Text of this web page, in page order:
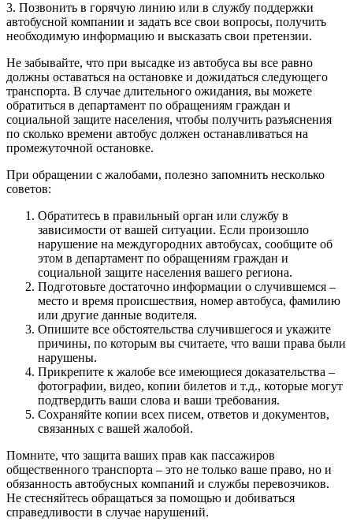
3. Позвонить в горячую линию или в службу поддержки
автобусной компании и задать все свои вопросы, получить
необходимую информацию и высказать свои претензии.
Не забывайте, что при высадке из автобуса вы все равно
должны оставаться на остановке и дожидаться следующего
транспорта. В случае длительного ожидания, вы можете
обратиться в департамент по обращениям граждан и
социальной защите населения, чтобы получить разъяснения
по сколько времени автобус должен останавливаться на
промежуточной остановке.
При обращении с жалобами, полезно запомнить несколько
советов:
Обратитесь в правильный орган или службу в
зависимости от вашей ситуации. Если произошло
нарушение на междугородних автобусах, сообщите об
этом в департамент по обращениям граждан и
социальной защите населения вашего региона.
Подготовьте достаточно информации о случившемся –
место и время происшествия, номер автобуса, фамилию
или другие данные водителя.
Опишите все обстоятельства случившегося и укажите
причины, по которым вы считаете, что ваши права были
нарушены.
Прикрепите к жалобе все имеющиеся доказательства –
фотографии, видео, копии билетов и т.д., которые могут
подтвердить ваши слова и ваши требования.
Сохраняйте копии всех писем, ответов и документов,
связанных с вашей жалобой.
Помните, что защита ваших прав как пассажиров
общественного транспорта – это не только ваше право, но и
обязанность автобусных компаний и службы перевозчиков.
Не стесняйтесь обращаться за помощью и добиваться
справедливости в случае нарушений.